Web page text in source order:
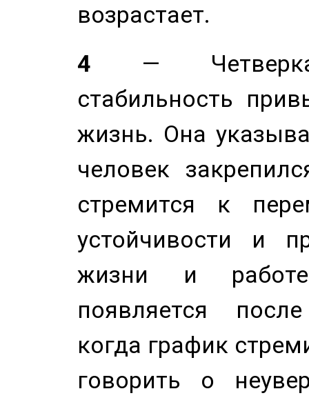
возрастает.
4 — Четверка
стабильность
жизнь. Она
человек
стремится к
устойчивости и
жизни и
появляется
когда график
говорить о